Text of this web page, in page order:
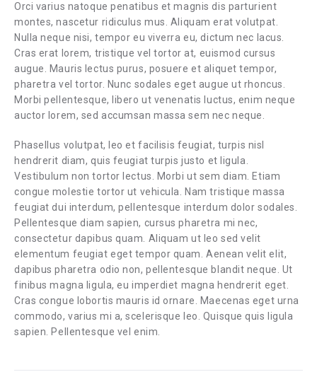
Orci varius natoque penatibus et magnis dis parturient
montes, nascetur ridiculus mus. Aliquam erat volutpat.
Nulla neque nisi, tempor eu viverra eu, dictum nec lacus.
Cras erat lorem, tristique vel tortor at, euismod cursus
augue. Mauris lectus purus, posuere et aliquet tempor,
pharetra vel tortor. Nunc sodales eget augue ut rhoncus.
Morbi pellentesque, libero ut venenatis luctus, enim neque
auctor lorem, sed accumsan massa sem nec neque.
Phasellus volutpat, leo et facilisis feugiat, turpis nisl
hendrerit diam, quis feugiat turpis justo et ligula.
Vestibulum non tortor lectus. Morbi ut sem diam. Etiam
congue molestie tortor ut vehicula. Nam tristique massa
feugiat dui interdum, pellentesque interdum dolor sodales.
Pellentesque diam sapien, cursus pharetra mi nec,
consectetur dapibus quam. Aliquam ut leo sed velit
elementum feugiat eget tempor quam. Aenean velit elit,
dapibus pharetra odio non, pellentesque blandit neque. Ut
finibus magna ligula, eu imperdiet magna hendrerit eget.
Cras congue lobortis mauris id ornare. Maecenas eget urna
commodo, varius mi a, scelerisque leo. Quisque quis ligula
sapien. Pellentesque vel enim.